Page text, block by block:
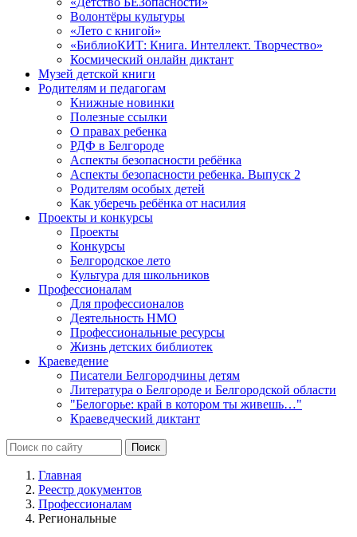
Волонтёры культуры
«Лето с книгой»
«БиблиоКИТ: Книга. Интеллект. Творчество»
Космический онлайн диктант
Музей детской книги
Родителям и педагогам
Книжные новинки
Полезные ссылки
О правах ребенка
РДФ в Белгороде
Аспекты безопасности ребёнка
Аспекты безопасности ребенка. Выпуск 2
Родителям особых детей
Как уберечь ребёнка от насилия
Проекты и конкурсы
Проекты
Конкурсы
Белгородское лето
Культура для школьников
Профессионалам
Для профессионалов
Деятельность НМО
Профессиональные ресурсы
Жизнь детских библиотек
Краеведение
Писатели Белгородчины детям
Литература о Белгороде и Белгородской области
"Белогорье: край в котором ты живешь…"
Краеведческий диктант
Главная
Реестр документов
Профессионалам
Региональные